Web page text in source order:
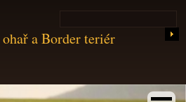
a Border teriér